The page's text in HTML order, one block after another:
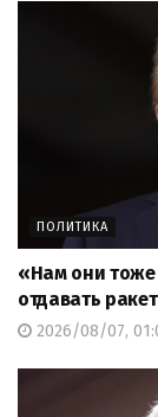
ПОЛИТИКА
«Нам они
отдавать
2026/08/07,